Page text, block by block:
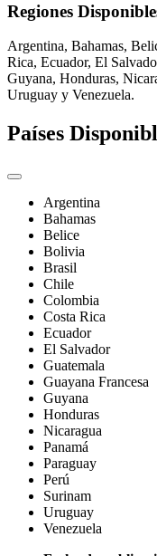
Regiones
Argentina, Bahamas,
Rica, Ecuador, El
Guyana, Honduras,
Uruguay y Venezuela.
Países
Argentina
Bahamas
Belice
Bolivia
Brasil
Chile
Colombia
Costa Rica
Ecuador
El Salvador
Guatemala
Guayana Francesa
Guyana
Honduras
Nicaragua
Panamá
Paraguay
Perú
Surinam
Uruguay
Venezuela